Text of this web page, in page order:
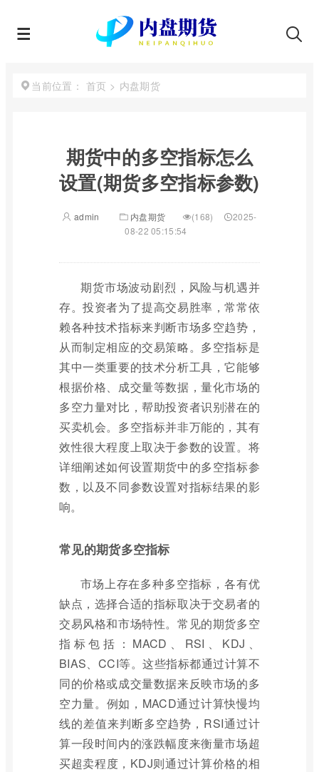
当前位置： 首页 > 内盘期货
期货中的多空指标怎么
设置(期货多空指标参数)
admin 内盘期货 (168)
2025-
08-22 05:15:54
期货市场波动剧烈，风险与机遇并
存。投资者为了提高交易胜率，常常依
赖各种技术指标来判断市场多空趋势，
从而制定相应的交易策略。多空指标是
其中一类重要的技术分析工具，它能够
根据价格、成交量等数据，量化市场的
多空力量对比，帮助投资者识别潜在的
买卖机会。多空指标并非万能的，其有
效性很大程度上取决于参数的设置。将
详细阐述如何设置期货中的多空指标参
数，以及不同参数设置对指标结果的影
响。
常见的期货多空指标
市场上存在多种多空指标，各有优
缺点，选择合适的指标取决于交易者的
交易风格和市场特性。常见的期货多空
指标包括：MACD、RSI、KDJ、
BIAS、CCI等。这些指标都通过计算不
同的价格或成交量数据来反映市场的多
空力量。例如，MACD通过计算快慢均
线的差值来判断多空趋势，RSI通过计
算一段时间内的涨跌幅度来衡量市场超
买超卖程度，KDJ则通过计算价格的相